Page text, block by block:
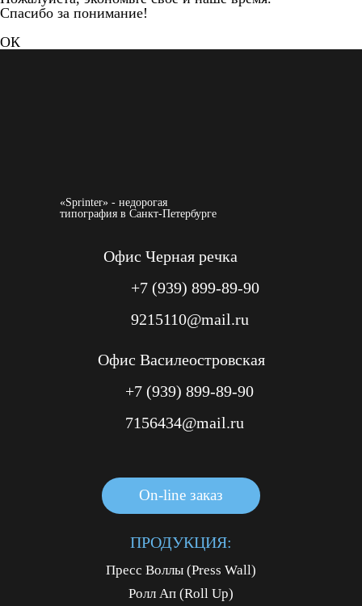
Спасибо за понимание!
ОК
«Sprinter» - недорогая
типография в Санкт-Петербурге
Офис Василеостровская
+7 (939) 899-89-90
7156434@mail.ru
Офис Черная речка
+7 (939) 899-89-90
9215110@mail.ru
On-line заказ
On-line заказ
On-line заказ
ПРОДУКЦИЯ:
Пресс Воллы (Press Wall)
Ролл Ап (Roll Up)